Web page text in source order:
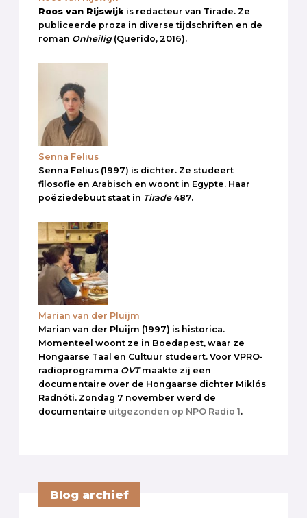
Roos van Rijswijk is redacteur van Tirade. Ze
publiceerde proza in diverse tijdschriften en de
roman Onheilig(Querido, 2016).
Senna Felius
Senna Felius (1997) is dichter. Ze studeert
filosofie en Arabisch en woont in Egypte. Haar
poëziedebuut staat in Tirade 487.
Marian van der Pluijm
Marian van der Pluijm (1997) is historica.
Momenteel woont ze in Boedapest, waar ze
Hongaarse Taal en Cultuur studeert. Voor VPRO-
radioprogramma OVTmaakte zij een
documentaire over de Hongaarse dichter Miklós
Radnóti. Zondag 7 november werd de
documentaire uitgezonden op NPO Radio 1.
Blog archief